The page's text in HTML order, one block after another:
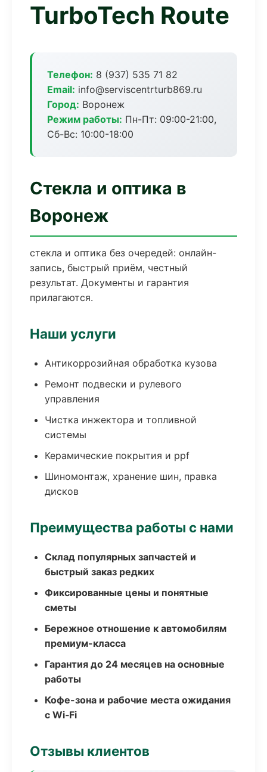
TurboTech Route
Телефон: 8 (937) 535 71 82
Email: info@serviscentrturb869.ru
Город: Воронеж
Режим работы: Пн-Пт: 09:00-21:00,
Сб-Вс: 10:00-18:00
Стекла и оптика в
Воронеж
стекла и оптика без очередей: онлайн-
запись, быстрый приём, честный
результат. Документы и гарантия
прилагаются.
Наши услуги
Антикоррозийная обработка кузова
Ремонт подвески и рулевого
управления
Чистка инжектора и топливной
системы
Керамические покрытия и ppf
Шиномонтаж, хранение шин, правка
дисков
Преимущества работы с нами
Склад популярных запчастей и
быстрый заказ редких
Фиксированные цены и понятные
сметы
Бережное отношение к автомобилям
премиум-класса
Гарантия до 24 месяцев на основные
работы
Кофе-зона и рабочие места ожидания
с Wi‑Fi
Отзывы клиентов